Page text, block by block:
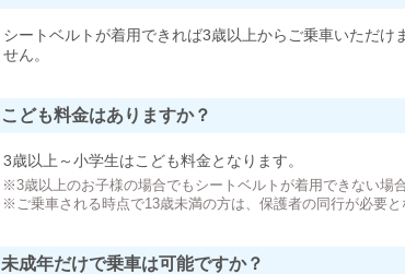
シートベルトが着用できれば3歳以上からご乗車いただ
せん。
こども料金はありますか？
3歳以上～小学生はこども料金となります。
※3歳以上のお子様の場合でもシートベルトが着用できない場
※ご乗車される時点で13歳未満の方は、保護者の同行が必要と
未成年だけで乗車は可能ですか？